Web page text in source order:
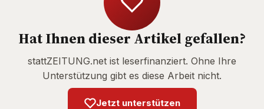
Hat Ihnen dieser Artikel gefallen?
stattZEITUNG.net ist leserfinanziert. Ohne Ihre
Unterstützung gibt es diese Arbeit nicht.
Jetzt unterstützen